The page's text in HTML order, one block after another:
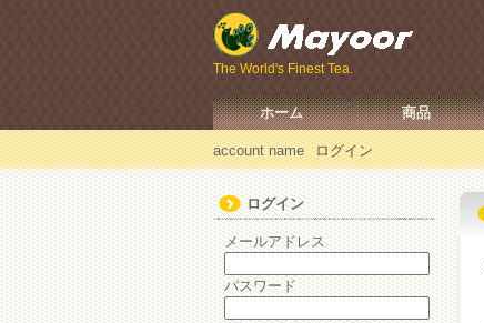
The World's Finest Tea.
ホーム 商品
account name ログイン
ログイン
メールアドレス
パスワード